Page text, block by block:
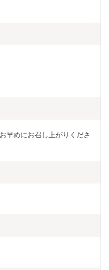
早めにお召し上がりくださ